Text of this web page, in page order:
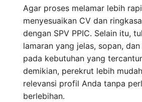
Agar proses melamar lebih
menyesuaikan CV dan
dengan SPV PPIC. Selain itu,
lamaran yang jelas, sopan,
pada kebutuhan yang
demikian, perekrut lebih
relevansi profil Anda tanpa
berlebihan.